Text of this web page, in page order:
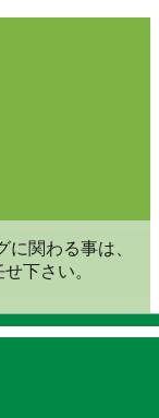
関わる事は、
下さい。